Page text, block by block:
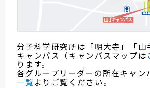
分子科学研究所は「明大寺」「山
キャンパス（キャンパスマップは
ります。
各グループリーダーの所在キャン
一覧よりご覧ください。